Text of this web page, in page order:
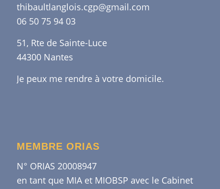
thibaultlanglois.cgp@gmail.com
06 50 75 94 03
51, Rte de Sainte-Luce
44300 Nantes
Je peux me rendre à votre domicile.
MEMBRE ORIAS
N° ORIAS 20008947
en tant que MIA et MIOBSP avec le Cabinet